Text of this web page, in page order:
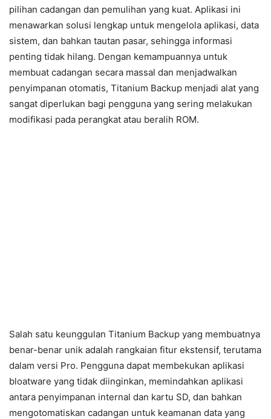
pilihan cadangan dan pemulihan yang kuat. Aplikasi ini
menawarkan solusi lengkap untuk mengelola aplikasi, data
sistem, dan bahkan tautan pasar, sehingga informasi
penting tidak hilang. Dengan kemampuannya untuk
membuat cadangan secara massal dan menjadwalkan
penyimpanan otomatis, Titanium Backup menjadi alat yang
sangat diperlukan bagi pengguna yang sering melakukan
modifikasi pada perangkat atau beralih ROM.
Salah satu keunggulan Titanium Backup yang membuatnya
benar-benar unik adalah rangkaian fitur ekstensif, terutama
dalam versi Pro. Pengguna dapat membekukan aplikasi
bloatware yang tidak diinginkan, memindahkan aplikasi
antara penyimpanan internal dan kartu SD, dan bahkan
mengotomatiskan cadangan untuk keamanan data yang